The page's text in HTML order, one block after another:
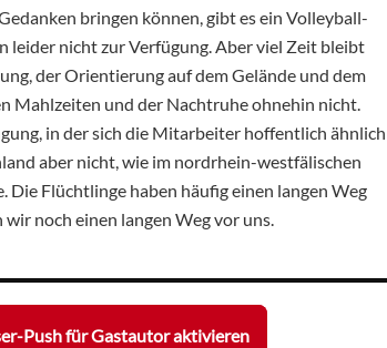
bringen können, gibt es ein Volleyball-
leider nicht zur Verfügung. Aber viel Zeit bleibt
der Orientierung auf dem Gelände und dem
Mahlzeiten und der Nachtruhe ohnehin nicht.
in der sich die Mitarbeiter hoffentlich ähnlich
aber nicht, wie im nordrhein-westfälischen
Flüchtlinge haben häufig einen langen Weg
noch einen langen Weg vor uns.
Push für Gastautor aktivieren